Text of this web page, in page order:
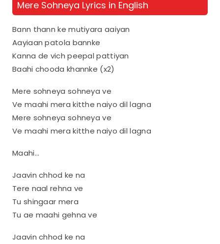
Mere Sohneya Lyrics in English
Bann thann ke mutiyara aaiyan
Aayiaan patola bannke
Kanna de vich peepal pattiyan
Baahi chooda khannke (x2)
Mere sohneya sohneya ve
Ve maahi mera kitthe naiyo dil lagna
Mere sohneya sohneya ve
Ve maahi mera kitthe naiyo dil lagna
Maahi…
Jaavin chhod ke na
Tere naal rehna ve
Tu shingaar mera
Tu ae maahi gehna ve
Jaavin chhod ke na